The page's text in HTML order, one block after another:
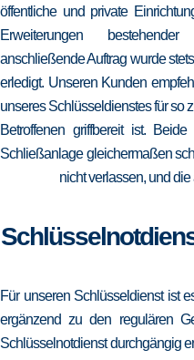
öffentliche und private
Erweiterungen
anschließende Auftrag wurde
erledigt. Unseren Kunden
unseres Schlüsseldienstes für so
Betroffenen griffbereit ist.
Schließanlage gleichermaßen
nicht verlassen, und
Für unseren Schlüsseldienst ist
ergänzend zu den regulären
Schlüsselnotdienst durchgängig